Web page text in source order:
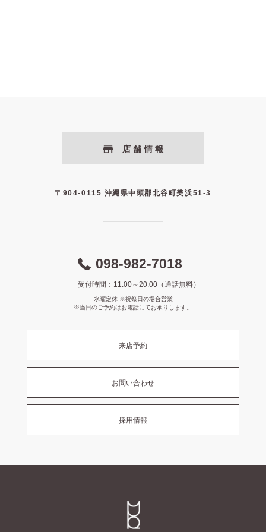
店舗情報
〒904-0115 沖縄県中頭郡北谷町美浜51-3
098-982-7018
受付時間：11:00～20:00（通話無料）
水曜定休 ※祝祭日の場合営業
※当日のご予約はお電話にてお承りします。
来店予約
お問い合わせ
採用情報